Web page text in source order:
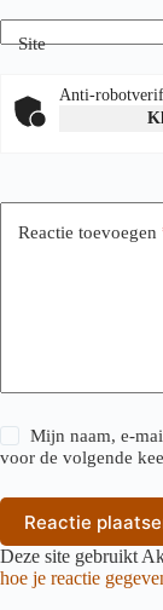
Site
Anti-
Reactie toevoegen
Mijn naam, e-
voor de volgende
Reactie
Deze site gebruikt
hoe je reactie